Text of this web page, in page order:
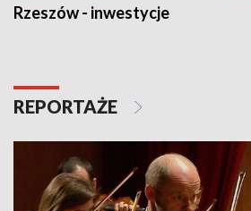
Rzeszów - inwestycje
REPORTAŻE